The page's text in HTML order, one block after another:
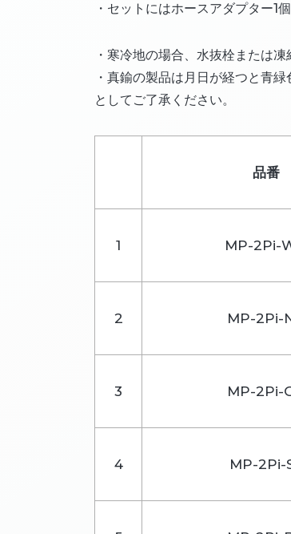
・セットにはホースアダプター1
・寒冷地の場合、水抜栓または
・真鍮の製品は月日が経つと青
としてご了承ください。
品番
1 MP-2Pi-
2 MP-2Pi-
3 MP-2Pi-
4 MP-2Pi-